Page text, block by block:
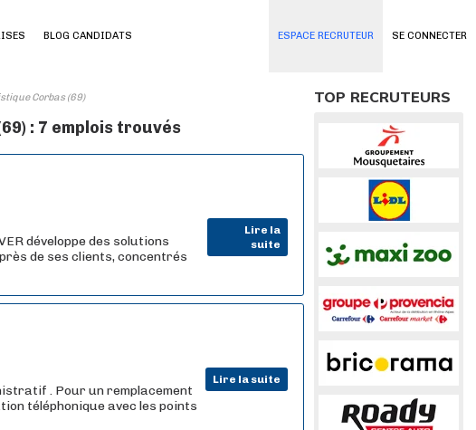
SE CONNECTER
BLOG CANDIDATS ESPACE RECRUTEUR
Corbas (69)
: 7 emplois trouvés
Lire la
suite
développe des solutions
de ses clients, concentrés
Lire la suite
. Pour un remplacement
téléphonique avec les points
TOP RECRUTEURS